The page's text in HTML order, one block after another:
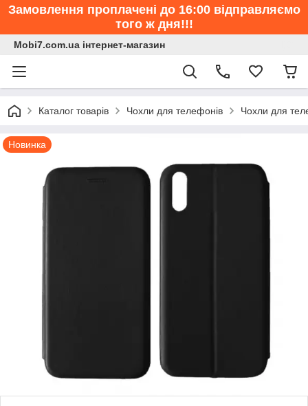
Замовлення проплачені до 16:00 відправляємо
того ж дня!!!
Mobi7.com.ua інтернет-магазин
Каталог товарів Чохли для телефонів Чохли для
Новинка